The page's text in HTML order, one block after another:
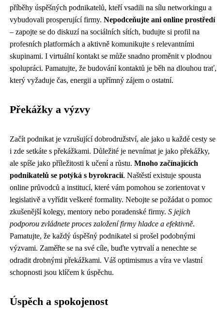
příběhy úspěšných podnikatelů, kteří vsadili na sílu networkingu a
vybudovali prosperující firmy. Nepodceňujte ani online prostředí
– zapojte se do diskuzí na sociálních sítích, budujte si profil na
profesních platformách a aktivně komunikujte s relevantními
skupinami. I virtuální kontakt se může snadno proměnit v plodnou
spolupráci. Pamatujte, že budování kontaktů je běh na dlouhou trať,
který vyžaduje čas, energii a upřímný zájem o ostatní.
Překážky a výzvy
Začít podnikat je vzrušující dobrodružství, ale jako u každé cesty se
i zde setkáte s překážkami. Důležité je nevnímat je jako překážky,
ale spíše jako příležitosti k učení a růstu. Mnoho začínajících
podnikatelů se potýká s byrokracií. Naštěstí existuje spousta
online průvodců a institucí, které vám pomohou se zorientovat v
legislativě a vyřídit veškeré formality. Nebojte se požádat o pomoc
zkušenější kolegy, mentory nebo poradenské firmy. S jejich
podporou zvládnete proces založení firmy hladce a efektivně.
Pamatujte, že každý úspěšný podnikatel si prošel podobnými
výzvami. Zaměřte se na své cíle, buďte vytrvalí a nenechte se
odradit drobnými překážkami. Váš optimismus a víra ve vlastní
schopnosti jsou klíčem k úspěchu.
Úspěch a spokojenost